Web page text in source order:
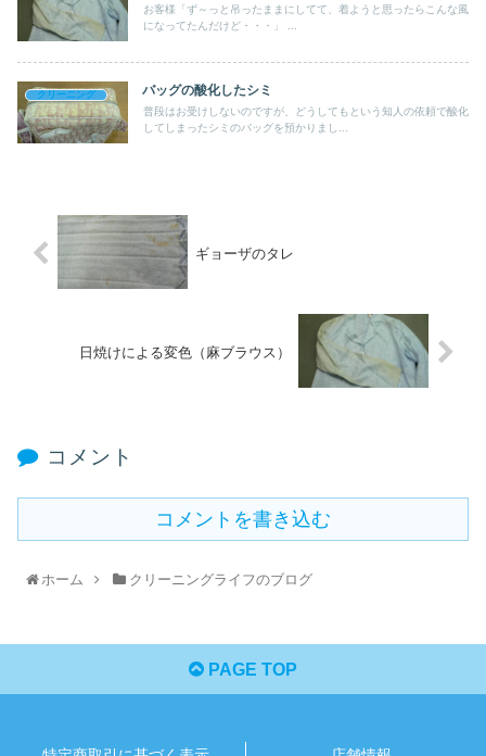
お客様「ず～っと吊ったままにしてて、着ようと思ったらこんな風
になってたんだけど・・・」 ...
クリーニング バッグの酸化したシミ
普段はお受けしないのですが、どうしてもという知人の依頼で酸化
してしまったシミのバッグを預かりまし...
ギョーザのタレ
日焼けによる変色（麻ブラウス）
コメント
コメントを書き込む
ホーム クリーニングライフのブログ
PAGE TOP